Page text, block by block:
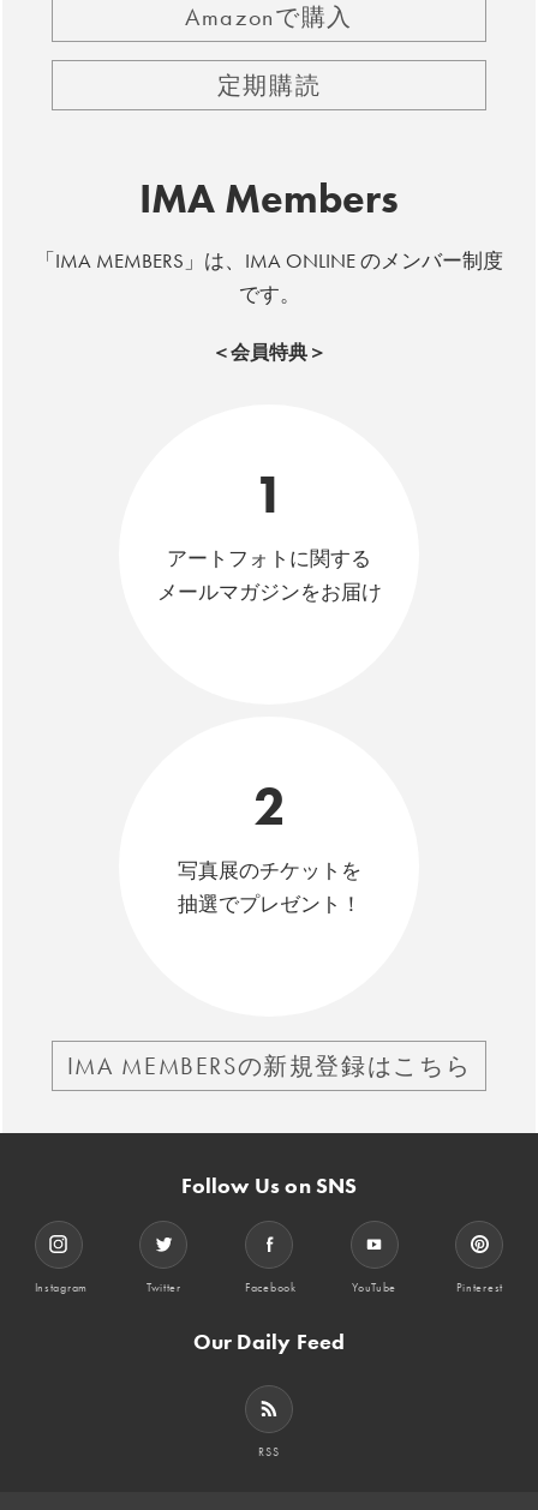
Amazonで購入
定期購読
IMA Members
「IMA MEMBERS」は、IMA ONLINE のメンバー制度
です。
＜会員特典＞
1
アートフォトに関する
メールマガジンをお届け
2
写真展のチケットを
抽選でプレゼント！
IMA MEMBERSの新規登録はこちら
Follow Us on SNS
Instagram Twitter Facebook YouTube Pinterest
Our Daily Feed
RSS